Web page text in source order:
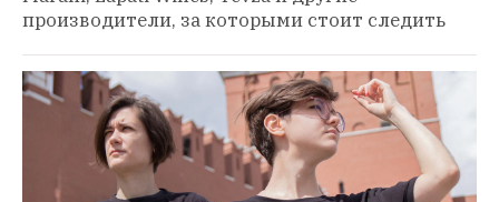
производители, за которыми стоит следить